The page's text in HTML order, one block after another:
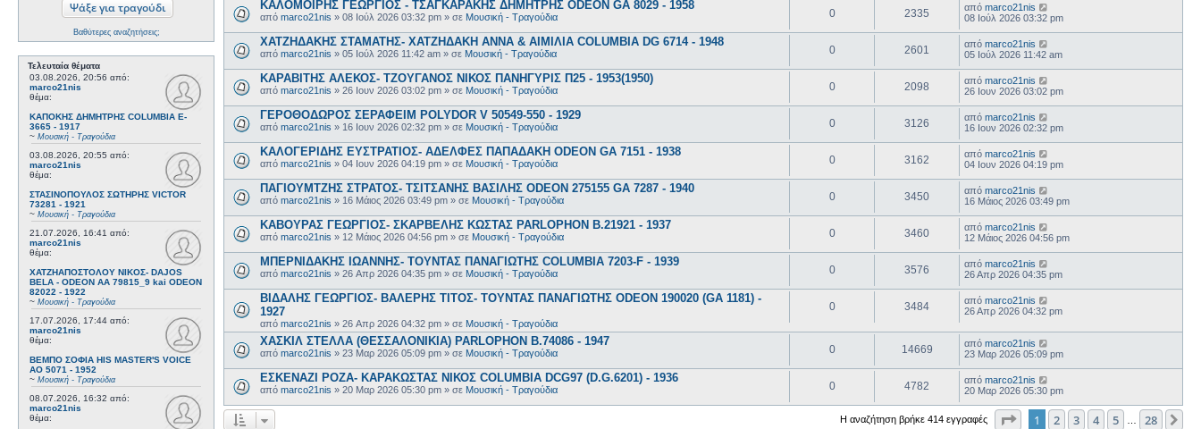
Βαθύτερες αναζητήσεις;
Τελευταία θέματα
03.08.2026, 20:56 από:
marco21nis
θέμα:
ΚΑΠΟΚΗΣ ΔΗΜΗΤΡΗΣ COLUMBIA E-
3665 - 1917
~ Μουσική - Τραγούδια
03.08.2026, 20:55 από:
marco21nis
θέμα:
ΣΤΑΣΙΝΟΠΟΥΛΟΣ ΣΩΤΗΡΗΣ VICTOR
73281 - 1921
~ Μουσική - Τραγούδια
21.07.2026, 16:41 από:
marco21nis
θέμα:
ΧΑΤΖΗΑΠΟΣΤΟΛΟΥ ΝΙΚΟΣ- DAJOS
BELA - ODEON AA 79815_9 kai ODEON
82022 - 1922
~ Μουσική - Τραγούδια
17.07.2026, 17:44 από:
marco21nis
θέμα:
ΒΕΜΠΟ ΣΟΦΙΑ HIS MASTER'S VOICE
AO 5071 - 1952
~ Μουσική - Τραγούδια
08.07.2026, 16:32 από:
marco21nis
θέμα:
ΚΑΛΟΜΟΙΡΗΣ ΓΕΩΡΓΙΟΣ - ΤΣΑΓΚΑΡΑΚΗΣ ΔΗΜΗΤΡΗΣ ODEON GA 8029 - 1958
από marco21nis » 08 Ιούλ 2026 03:32 pm » σε Μουσική - Τραγούδια 0 2335 από marco21nis
08 Ιούλ 2026 03:32 pm
ΧΑΤΖΗΔΑΚΗΣ ΣΤΑΜΑΤΗΣ- ΧΑΤΖΗΔΑΚΗ ΑΝΝΑ & ΑΙΜΙΛΙΑ COLUMBIA DG 6714 - 1948
από marco21nis » 05 Ιούλ 2026 11:42 am » σε Μουσική - Τραγούδια 0 2601 από marco21nis
05 Ιούλ 2026 11:42 am
ΚΑΡΑΒΙΤΗΣ ΑΛΕΚΟΣ- ΤΖΟΥΓΑΝΟΣ ΝΙΚΟΣ ΠΑΝΗΓΥΡΙΣ Π25 - 1953(1950)
από marco21nis » 26 Ιουν 2026 03:02 pm » σε Μουσική - Τραγούδια 0 2098 από marco21nis
26 Ιουν 2026 03:02 pm
ΓΕΡΟΘΟΔΩΡΟΣ ΣΕΡΑΦΕΙΜ POLYDOR V 50549-550 - 1929
από marco21nis » 16 Ιουν 2026 02:32 pm » σε Μουσική - Τραγούδια 0 3126 από marco21nis
16 Ιουν 2026 02:32 pm
ΚΑΛΟΓΕΡΙΔΗΣ ΕΥΣΤΡΑΤΙΟΣ- ΑΔΕΛΦΕΣ ΠΑΠΑΔΑΚΗ ODEON GA 7151 - 1938
από marco21nis » 04 Ιουν 2026 04:19 pm » σε Μουσική - Τραγούδια 0 3162 από marco21nis
04 Ιουν 2026 04:19 pm
ΠΑΓΙΟΥΜΤΖΗΣ ΣΤΡΑΤΟΣ- ΤΣΙΤΣΑΝΗΣ ΒΑΣΙΛΗΣ ODEON 275155 GA 7287 - 1940
από marco21nis » 16 Μάιος 2026 03:49 pm » σε Μουσική - Τραγούδια 0 3450 από marco21nis
16 Μάιος 2026 03:49 pm
ΚΑΒΟΥΡΑΣ ΓΕΩΡΓΙΟΣ- ΣΚΑΡΒΕΛΗΣ ΚΩΣΤΑΣ PARLOPHON B.21921 - 1937
από marco21nis » 12 Μάιος 2026 04:56 pm » σε Μουσική - Τραγούδια 0 3460 από marco21nis
12 Μάιος 2026 04:56 pm
ΜΠΕΡΝΙΔΑΚΗΣ ΙΩΑΝΝΗΣ- ΤΟΥΝΤΑΣ ΠΑΝΑΓΙΩΤΗΣ COLUMBIA 7203-F - 1939
από marco21nis » 26 Απρ 2026 04:35 pm » σε Μουσική - Τραγούδια 0 3576 από marco21nis
26 Απρ 2026 04:35 pm
ΒΙΔΑΛΗΣ ΓΕΩΡΓΙΟΣ- ΒΑΛΕΡΗΣ ΤΙΤΟΣ- ΤΟΥΝΤΑΣ ΠΑΝΑΓΙΩΤΗΣ ODEON 190020 (GA 1181) -
1927
από marco21nis » 26 Απρ 2026 04:32 pm » σε Μουσική - Τραγούδια
0 3484 από marco21nis
26 Απρ 2026 04:32 pm
ΧΑΣΚΙΛ ΣΤΕΛΛΑ (ΘΕΣΣΑΛΟΝΙΚΙΑ) PARLOPHON B.74086 - 1947
από marco21nis » 23 Μαρ 2026 05:09 pm » σε Μουσική - Τραγούδια 0 14669 από marco21nis
23 Μαρ 2026 05:09 pm
ΕΣΚΕΝΑΖΙ ΡΟΖΑ- ΚΑΡΑΚΩΣΤΑΣ ΝΙΚΟΣ COLUMBIA DCG97 (D.G.6201) - 1936
από marco21nis » 20 Μαρ 2026 05:30 pm » σε Μουσική - Τραγούδια 0 4782 από marco21nis
20 Μαρ 2026 05:30 pm
Η αναζήτηση βρήκε 414 εγγραφές Σελίδα1 από 28
1 2 3 4 5 28